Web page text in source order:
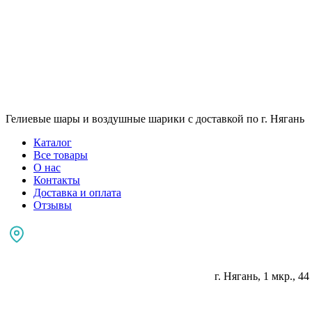
Гелиевые шары и воздушные шарики с доставкой по г. Нягань
Каталог
Все товары
О нас
Контакты
Доставка и оплата
Отзывы
г. Нягань, 1 мкр., 44